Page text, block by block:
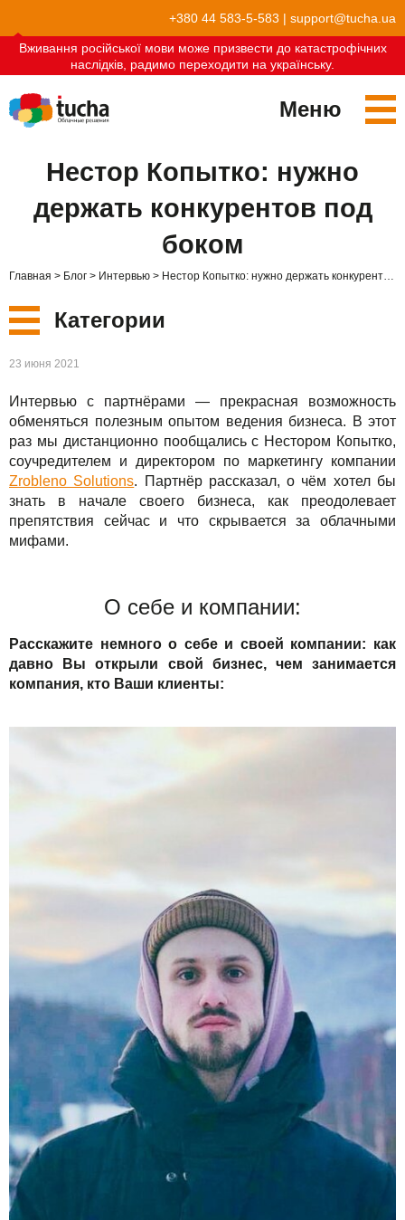
+380 44 583-5-583 | support@tucha.ua
Вживання російської мови може призвести до катастрофічних
наслідків, радимо переходити на українську.
Меню
TuchaBit+
TuchaBackup
TuchaHosting
TuchaSync
Бухгалтерия в облаке
Облака для e-commerce
Удаленный офис
Реселінг хостингу
Стать партнёром
Отзывы
Карьера
Контакты
Нестор Копытко: нужно
держать конкурентов под
боком
Главная Блог Интервью Нестор Копытко: нужно держать конкурентов под боком
Категории
Новые
Сервисы
Решения
Для бизнеса
Техподдержка
Интервью
23 июня 2021
Интервью с партнёрами — прекрасная возможность
обменяться полезным опытом ведения бизнеса. В этот
раз мы дистанционно пообщались с Нестором Копытко,
соучредителем и директором по маркетингу компании
Zrobleno Solutions. Партнёр рассказал, о чём хотел бы
знать в начале своего бизнеса, как преодолевает
препятствия сейчас и что скрывается за облачными
мифами.
О себе и компании:
Расскажите немного о себе и своей компании: как
давно Вы открыли свой бизнес, чем занимается
компания, кто Ваши клиенты: